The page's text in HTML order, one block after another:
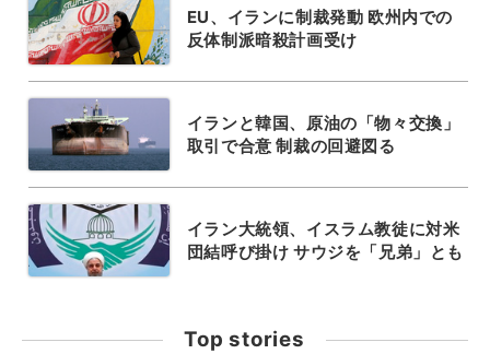
EU、イランに制裁発動 欧州内での
反体制派暗殺計画受け
イランと韓国、原油の「物々交換」
取引で合意 制裁の回避図る
イラン大統領、イスラム教徒に対米
団結呼び掛け サウジを「兄弟」とも
Top stories